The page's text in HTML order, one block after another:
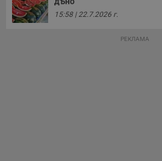
15:58 | 22.7.2026 г.
РЕКЛАМА